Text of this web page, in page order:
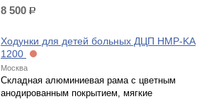
8 500 р.
Ходунки для детей больных ДЦП HMP-KA
1200
Москва
Складная алюминиевая рама с цветным
анодированным покрытием, мягкие